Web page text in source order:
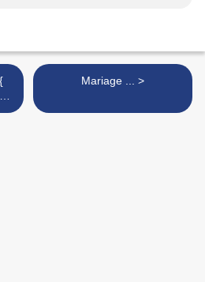
Mariage ... >